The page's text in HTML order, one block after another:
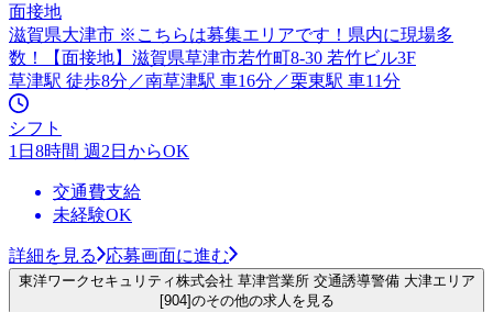
面接地
滋賀県大津市 ※こちらは募集エリアです！県内に現場多
数！【面接地】滋賀県草津市若竹町8-30 若竹ビル3F
草津駅 徒歩8分／南草津駅 車16分／栗東駅 車11分
シフト
1日8時間 週2日からOK
交通費支給
未経験OK
詳細を見る 応募画面に進む
東洋ワークセキュリティ株式会社 草津営業所 交通誘導警備 大津エリア
[904]のその他の求人を見る